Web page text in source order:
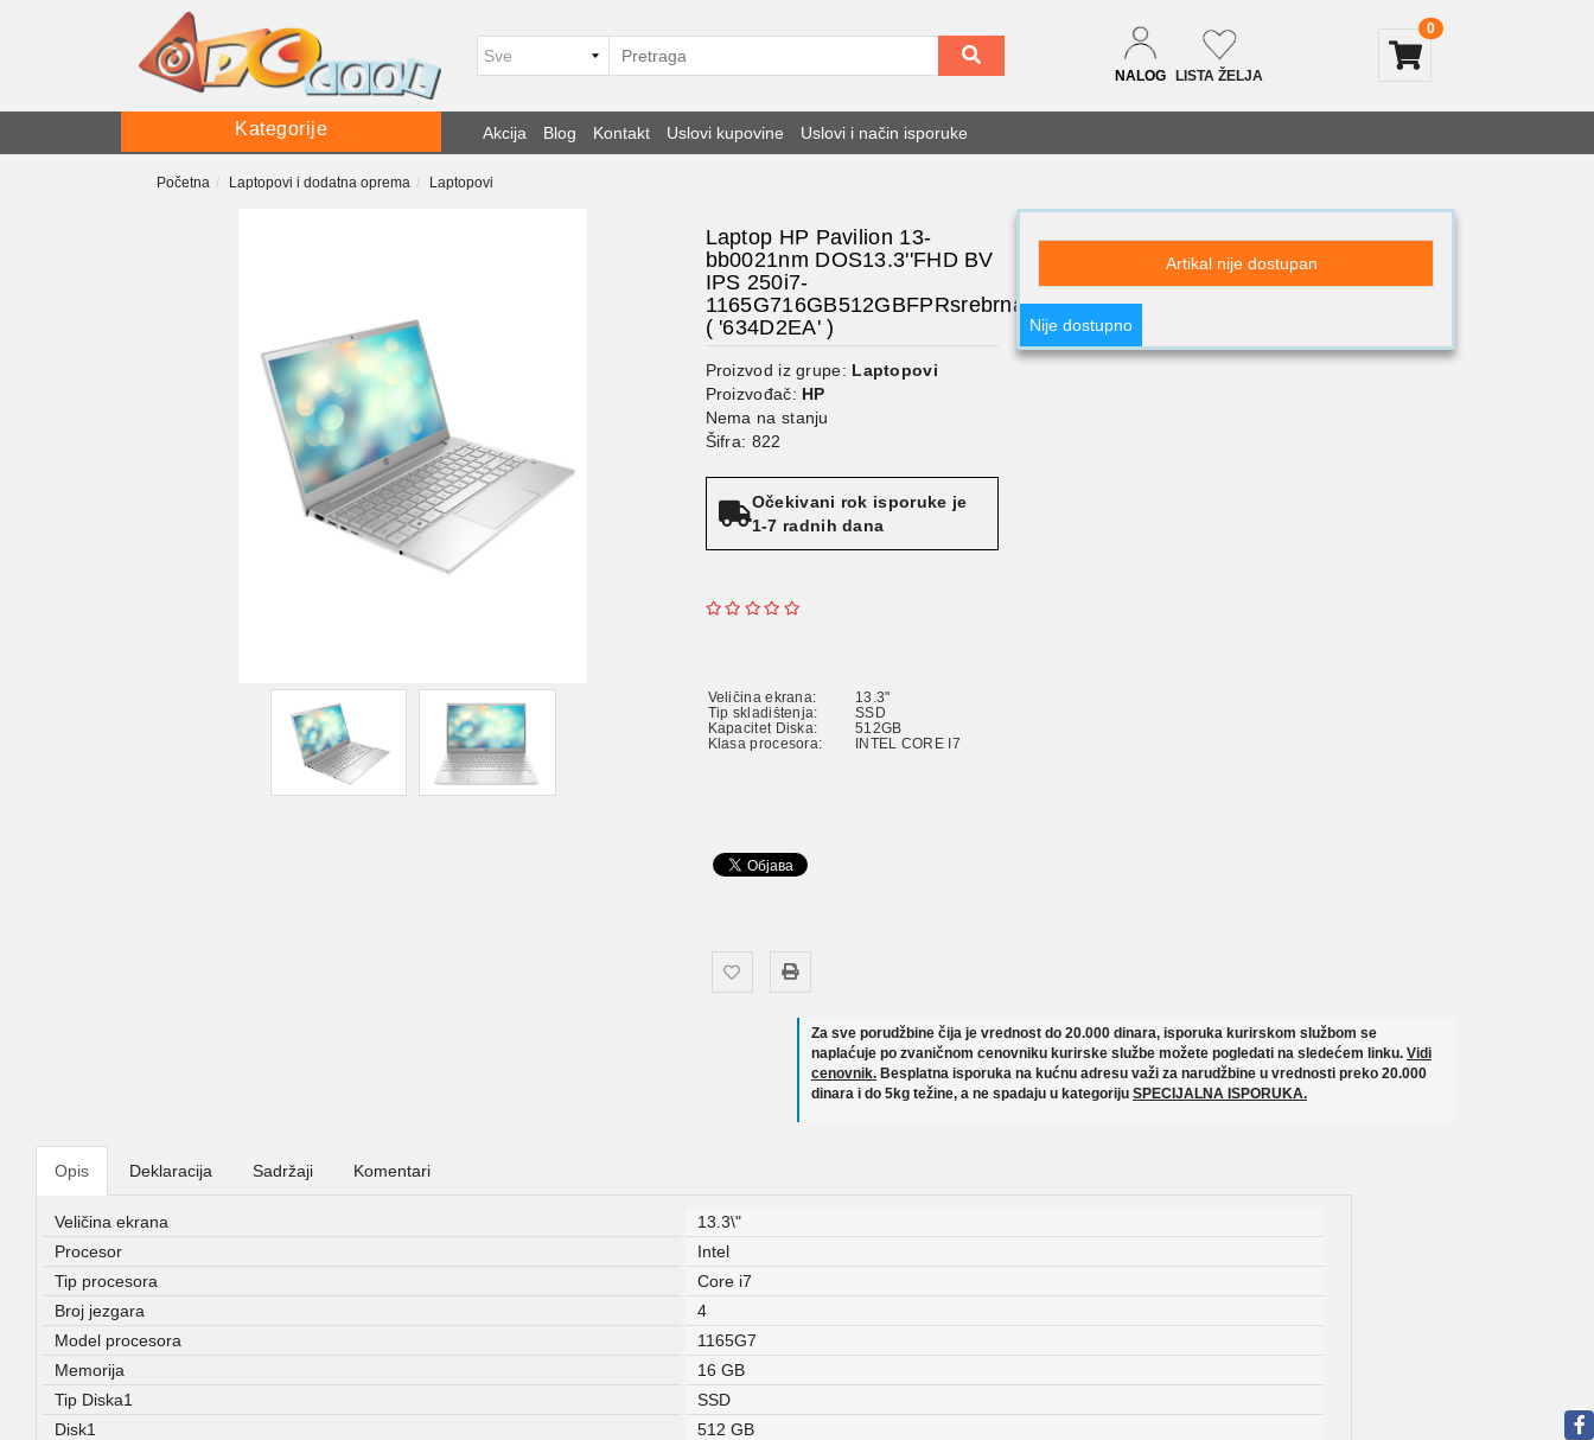
NALOG LISTA ŽELJA
0
Kategorije Akcija Blog Kontakt Uslovi kupovine Uslovi i način isporuke
Početna Laptopovi i dodatna oprema Laptopovi
Laptop HP Pavilion 13-
bb0021nm DOS13.3''FHD BV
IPS 250i7-
1165G716GB512GBFPRsrebrna'
( '634D2EA' )
Proizvod iz grupe: Laptopovi
Proizvođač: HP
Nema na stanju
Šifra: 822
Očekivani rok isporuke je
1-7 radnih dana
Veličina ekrana:
13.3"
Tip skladištenja:
SSD
Kapacitet Diska:
512GB
Klasa procesora:
INTEL CORE I7
Artikal nije dostupan
Nije dostupno
Za sve porudžbine čija je vrednost do 20.000 dinara, isporuka kurirskom službom se
naplaćuje po zvaničnom cenovniku kurirske službe možete pogledati na sledećem linku. Vidi
cenovnik. Besplatna isporuka na kućnu adresu važi za narudžbine u vrednosti preko 20.000
dinara i do 5kg težine, a ne spadaju u kategoriju SPECIJALNA ISPORUKA.
Opis Deklaracija Sadržaji Komentari
Veličina ekrana
13.3\"
Procesor
Intel
Tip procesora
Core i7
Broj jezgara
4
Model procesora
1165G7
Memorija
16 GB
Tip Diska1
SSD
Disk1
512 GB